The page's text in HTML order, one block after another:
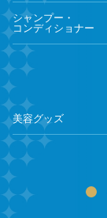
シャンプー・
コンディショナー
美容グッズ